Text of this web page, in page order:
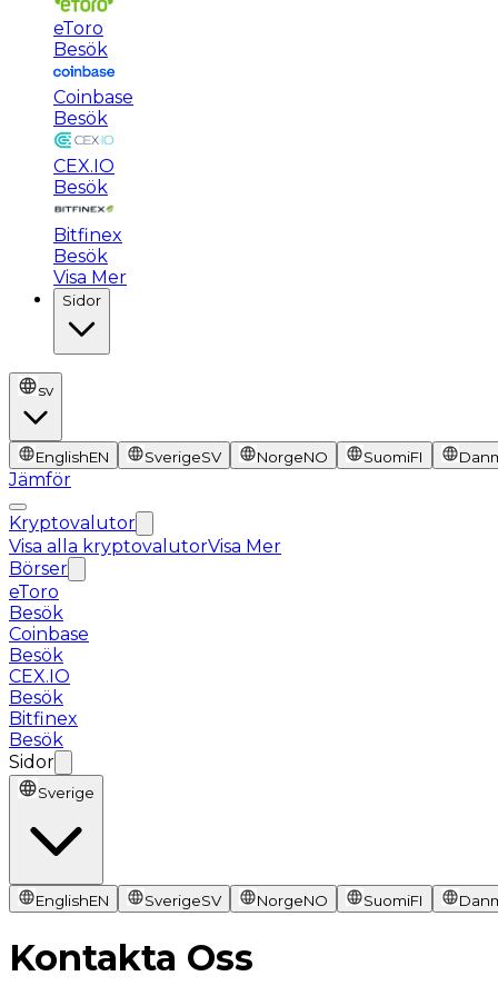
eToro
Besök
Coinbase
Besök
CEX.IO
Besök
Bitfinex
Besök
Visa Mer
Sidor
sv
EnglishEN SverigeSV NorgeNO SuomiFI
Jämför
Kryptovalutor
Visa alla kryptovalutorVisa Mer
Börser
eToro
Besök
Coinbase
Besök
CEX.IO
Besök
Bitfinex
Besök
Sidor
Sverige
EnglishEN SverigeSV NorgeNO SuomiFI
Kontakta Oss